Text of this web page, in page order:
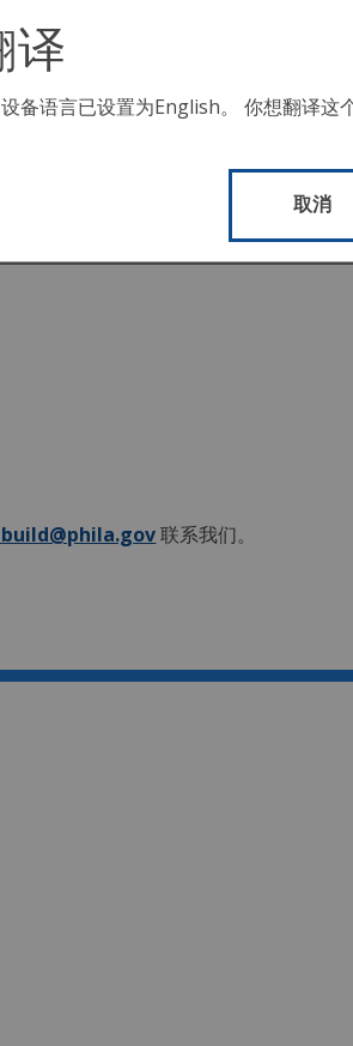
联系我们。
译
备语言已设置为English。 你想翻译这
取消